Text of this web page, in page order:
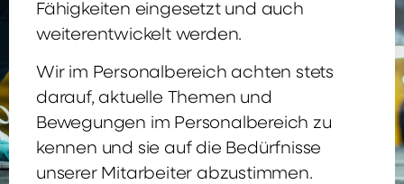
Fähigkeiten eingesetzt und auch
weiterentwickelt werden.
Wir im Personalbereich achten stets
darauf, aktuelle Themen und
Bewegungen im Personalbereich zu
kennen und sie auf die Bedürfnisse
unserer Mitarbeiter abzustimmen.